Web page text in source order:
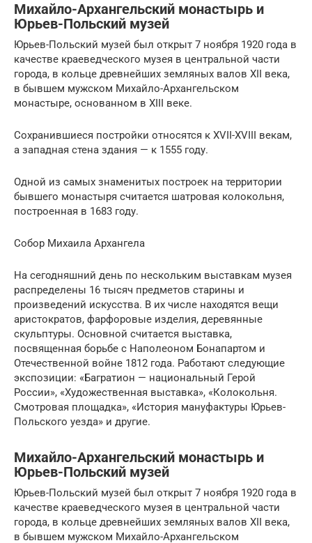
Михайло-Архангельский монастырь и
Юрьев-Польский музей
Юрьев-Польский музей был открыт 7 ноября 1920 года в
качестве краеведческого музея в центральной части
города, в кольце древнейших земляных валов XII века,
в бывшем мужском Михайло-Архангельском
монастыре, основанном в XIII веке.
Сохранившиеся постройки относятся к XVII-XVIII векам,
а западная стена здания — к 1555 году.
Одной из самых знаменитых построек на территории
бывшего монастыря считается шатровая колокольня,
построенная в 1683 году.
Собор Михаила Архангела
На сегодняшний день по нескольким выставкам музея
распределены 16 тысяч предметов старины и
произведений искусства. В их числе находятся вещи
аристократов, фарфоровые изделия, деревянные
скульптуры. Основной считается выставка,
посвященная борьбе с Наполеоном Бонапартом и
Отечественной войне 1812 года. Работают следующие
экспозиции: «Багратион — национальный Герой
России», «Художественная выставка», «Колокольня.
Смотровая площадка», «История мануфактуры Юрьев-
Польского уезда» и другие.
Михайло-Архангельский монастырь и
Юрьев-Польский музей
Юрьев-Польский музей был открыт 7 ноября 1920 года в
качестве краеведческого музея в центральной части
города, в кольце древнейших земляных валов XII века,
в бывшем мужском Михайло-Архангельском